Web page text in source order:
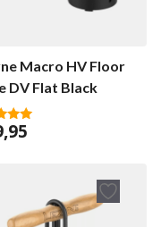
Macro HV Floor
DV Flat Black